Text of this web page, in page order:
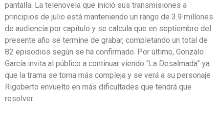
pantalla. La telenovela que inició sus transmisiones a
principios de julio está manteniendo un rango de 3.9 millones
de audiencia por capítulo y se calcula que en septiembre del
presente año se termine de grabar, completando un total de
82 episodios según se ha confirmado. Por último, Gonzalo
García invita al público a continuar viendo “La Desalmada” ya
que la trama se torna más compleja y se verá a su personaje
Rigoberto envuelto en más dificultades que tendrá que
resolver.